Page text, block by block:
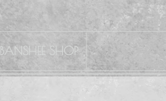
BANSHEE SHOP